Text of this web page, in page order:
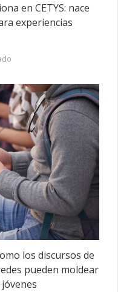
en CETYS: nace
experiencias
los discursos de
pueden moldear